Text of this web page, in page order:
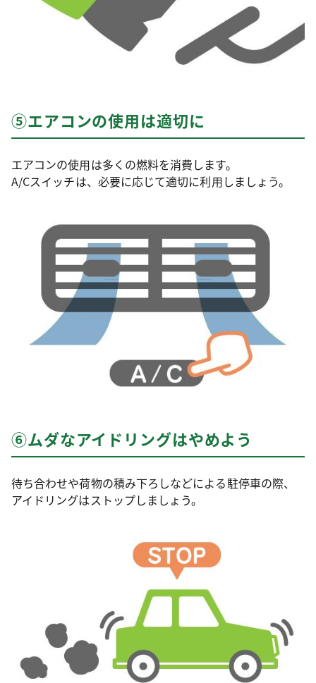
⑤エアコンの使用は適切に
エアコンの使用は多くの燃料を消費します。
A/Cスイッチは、必要に応じて適切に利用しましょう。
⑥ムダなアイドリングはやめよう
待ち合わせや荷物の積み下ろしなどによる駐停車の際、
アイドリングはストップしましょう。